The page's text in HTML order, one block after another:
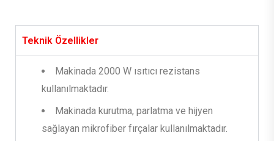
Teknik Özellikler
Makinada 2000 W ısıtıcı rezistans
kullanılmaktadır.
Makinada kurutma, parlatma ve hijyen
sağlayan mikrofiber fırçalar kullanılmaktadır.